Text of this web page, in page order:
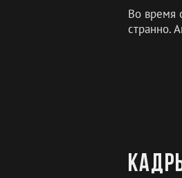
Во время
странно.